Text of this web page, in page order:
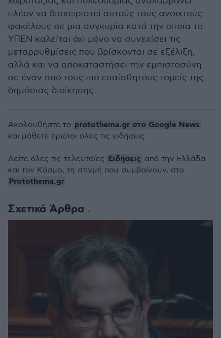
πλέον να διαχειριστεί αυτούς τους ανοιχτούς
φακέλους σε μια συγκυρία κατά την οποία το
ΥΠΕΝ καλείται όχι μόνο να συνεχίσει τις
μεταρρυθμίσεις που βρίσκονται σε εξέλιξη,
αλλά και να αποκαταστήσει την εμπιστοσύνη
σε έναν από τους πιο ευαίσθητους τομείς της
δημόσιας διοίκησης.
Σχετικά Άρθρα
Ακολουθήστε το protothema.gr στο Google News
και μάθετε πρώτοι όλες τις ειδήσεις
Δείτε όλες τις τελευταίες Ειδήσεις από την Ελλάδα
και τον Κόσμο, τη στιγμή που συμβαίνουν, στο
Protothema.gr